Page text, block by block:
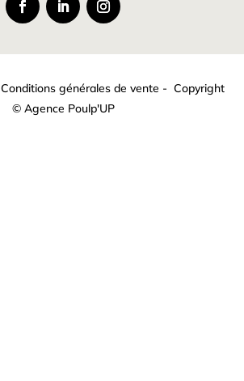
Conditions générales de vente - Copyright
© Agence Poulp'UP